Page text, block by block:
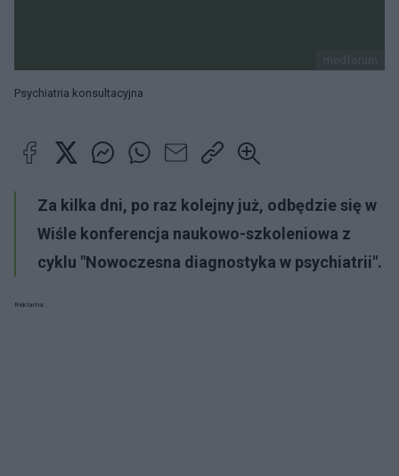
Psychiatria konsultacyjna
Za kilka dni, po raz kolejny już, odbędzie się w
Wiśle konferencja naukowo-szkoleniowa z
cyklu "Nowoczesna diagnostyka w psychiatrii".
Reklama: